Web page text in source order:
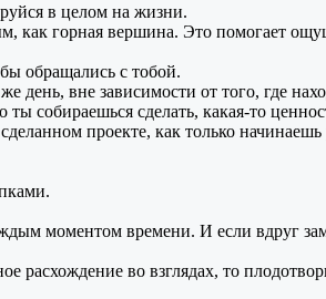
в целом на жизни.
как горная вершина. Это помогает
обращались с тобой.
же день, вне зависимости от того, где
ты собираешься сделать, какая-то
проекте, как только
моментом времени. И если вдруг
расхождение во взглядах, то